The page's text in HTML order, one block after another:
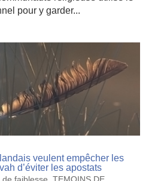
pour y garder...
veulent empêcher les
d’éviter les apostats